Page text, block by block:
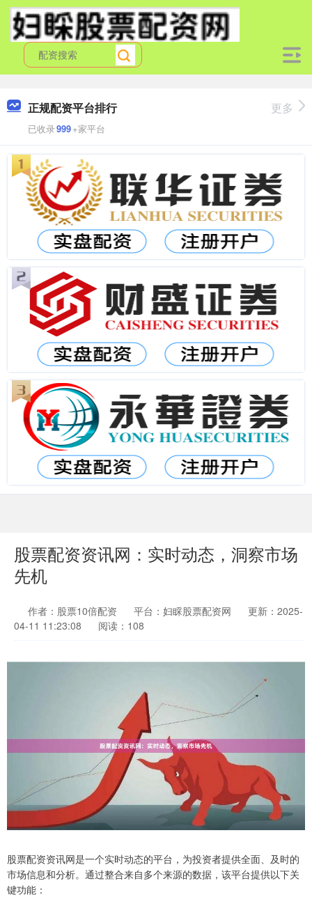
正规配资平台排行
已收录999+家平台
更多
股票配资资讯网：实时动态，洞察市场
先机
作者：股票10倍配资 平台：妇睬股票配资网
更新：2025-
04-11 11:23:08
阅读：108
股票配资资讯网是一个实时动态的平台，为投资者提供全面、及时的
市场信息和分析。通过整合来自多个来源的数据，该平台提供以下关
键功能：